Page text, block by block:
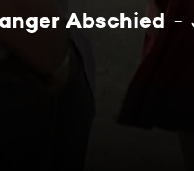
Abschied